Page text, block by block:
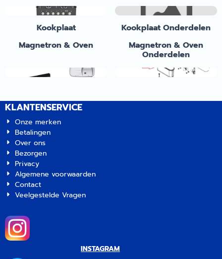
Fornuis
Fornuis Onderdelen
Kookplaat
Kookplaat Onderdelen
Magnetron & Oven
Magnetron & Oven
Onderdelen
Spoelbak
Spoelbak Onderdelen
KLANTENSERVICE
Onze merken
Betalingen
Over ons
Bezorgen
Privacy
Algemene voorwaarden
Contact
Veelgestelde Vragen
INSTAGRAM